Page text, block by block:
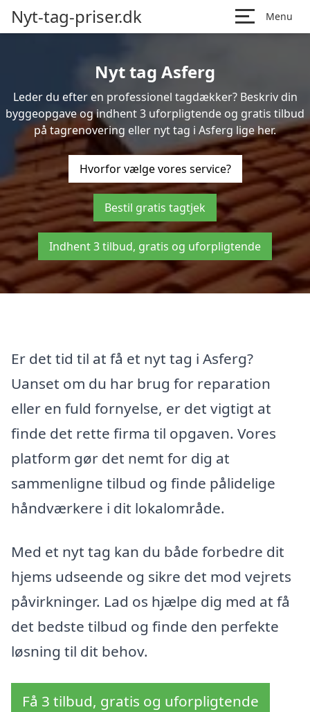
Nyt-tag-priser.dk Menu
Nyt tag Asferg
Leder du efter en professionel tagdækker? Beskriv din
byggeopgave og indhent 3 uforpligtende og gratis tilbud
på tagrenovering eller nyt tag i Asferg lige her.
Hvorfor vælge vores service?
Bestil gratis tagtjek
Indhent 3 tilbud, gratis og uforpligtende
Er det tid til at få et nyt tag i Asferg?
Uanset om du har brug for reparation
eller en fuld fornyelse, er det vigtigt at
finde det rette firma til opgaven. Vores
platform gør det nemt for dig at
sammenligne tilbud og finde pålidelige
håndværkere i dit lokalområde.
Med et nyt tag kan du både forbedre dit
hjems udseende og sikre det mod vejrets
påvirkninger. Lad os hjælpe dig med at få
det bedste tilbud og finde den perfekte
løsning til dit behov.
Få 3 tilbud, gratis og uforpligtende